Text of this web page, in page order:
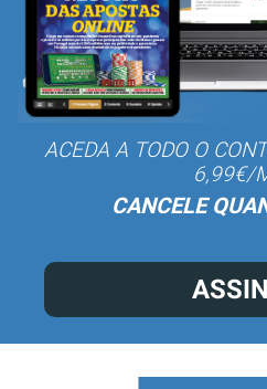
ACEDA A TODO O
6,99€/
CANCELE